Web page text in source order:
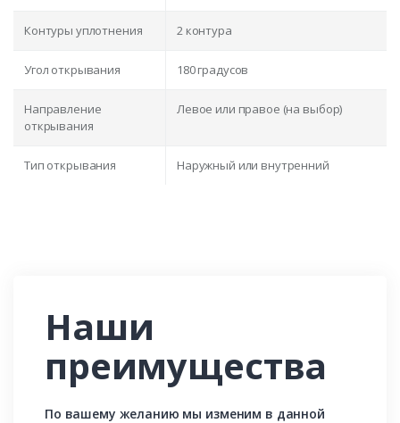
Контуры уплотнения 2 контура
Угол открывания 180 градусов
Направление
открывания
Левое или правое (на выбор)
Тип открывания Наружный или внутренний
Наши
преимущества
По вашему желанию мы изменим в данной